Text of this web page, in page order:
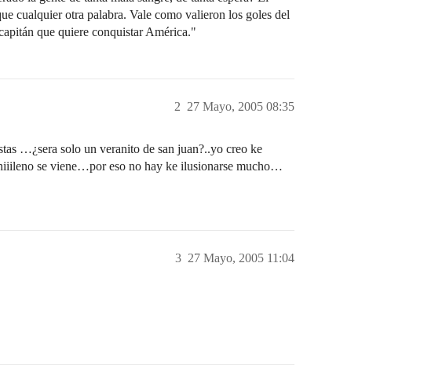
cualquier otra palabra. Vale como valieron los goles del
que quiere conquistar América."
27 Mayo, 2005 08:35
2
…¿sera solo un veranito de san juan?..yo creo ke
se viene…por eso no hay ke ilusionarse mucho…
27 Mayo, 2005 11:04
3